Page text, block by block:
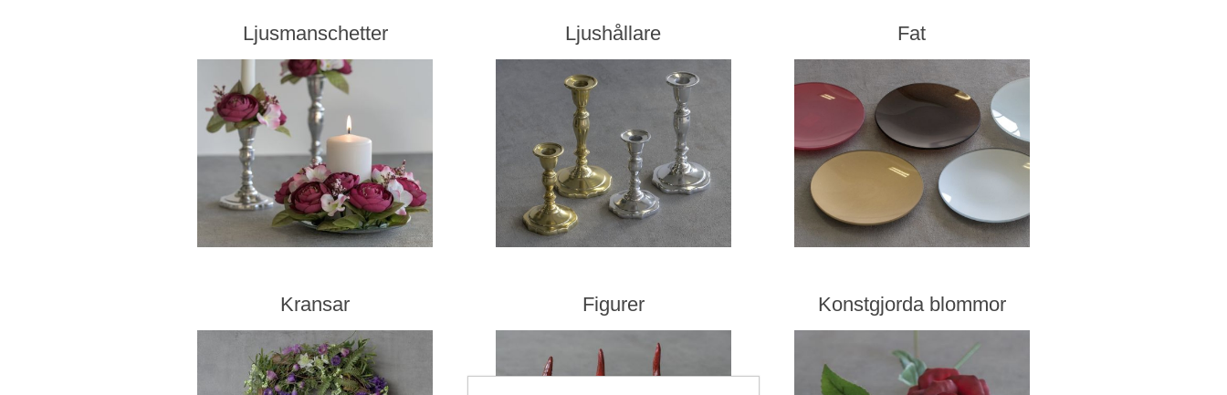
Ljusmanschetter Ljushållare Fat
Kransar Figurer Konstgjorda blommor